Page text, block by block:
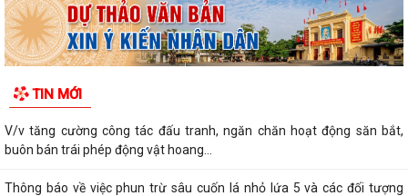
TIN MỚI
V/v tăng cường công tác đấu tranh, ngăn chăn hoạt động săn bắt,
buôn bán trái phép động vật hoang...
Thông báo về việc phun trừ sâu cuốn lá nhỏ lứa 5 và các đối tượng